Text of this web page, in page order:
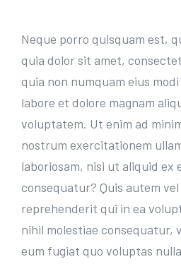
Neque porro quisquam est,
quia dolor sit amet,
quia non numquam eius
labore et dolore magnam
voluptatem. Ut enim ad
nostrum exercitationem
laboriosam, nisi ut aliquid ex
consequatur? Quis autem
reprehenderit qui in ea
nihil molestiae consequatur,
eum fugiat quo voluptas